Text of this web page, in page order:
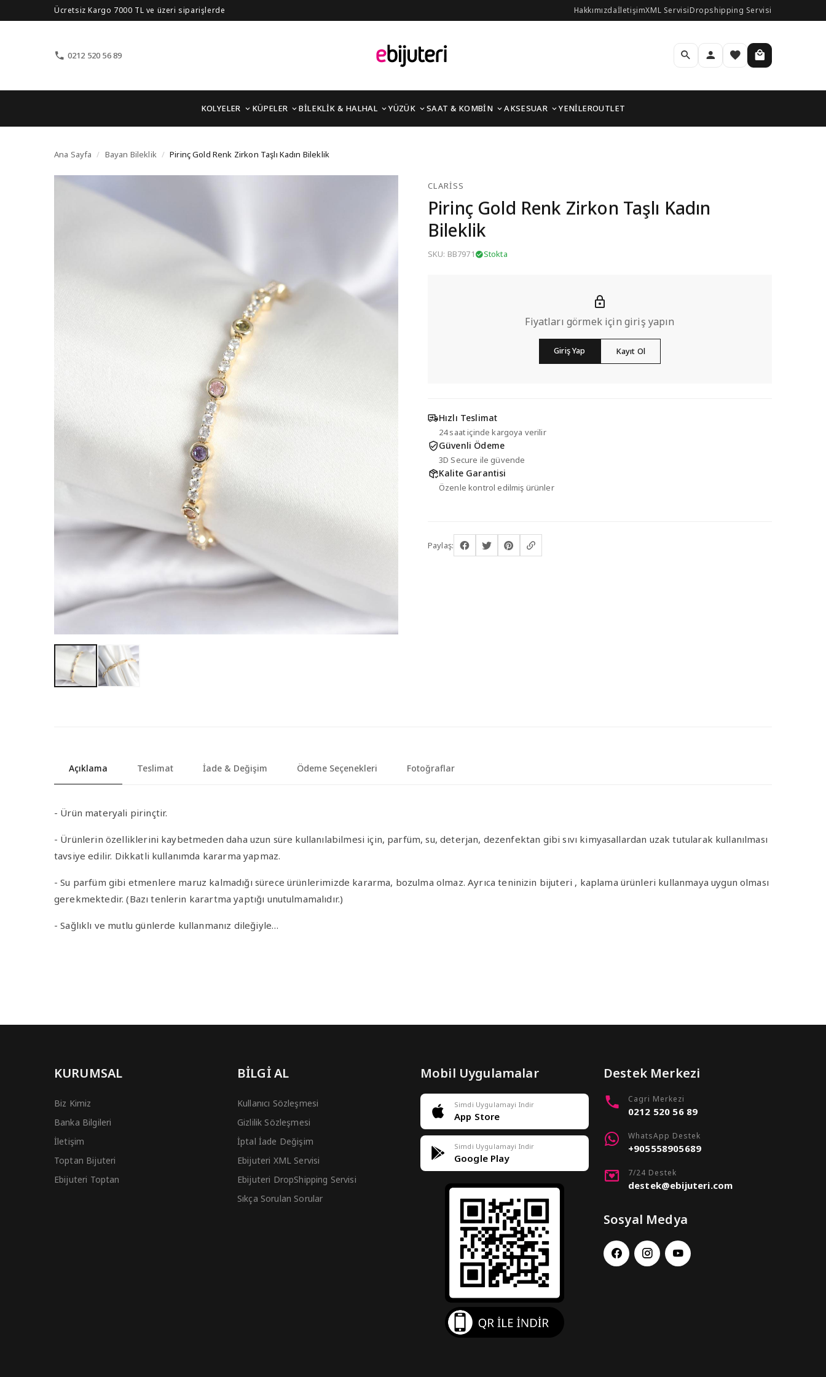
Ücretsiz Kargo 7000 TL ve üzeri siparişlerde HakkımızdaİletişimXML ServisiDropshipping Servisi
0212 520 56 89
KOLYELER KÜPELER BİLEKLİK & HALHAL YÜZÜK SAAT & KOMBİN AKSESUAR YENİLEROUTLET
Pirinç Gold Renk Zirkon Taşlı Kadın Bileklik
Ana Sayfa / Bayan Bileklik / Pirinç Gold Renk Zirkon Taşlı Kadın Bileklik
CLARISS
Pirinç Gold Renk Zirkon Taşlı Kadın
Bileklik
SKU: BB7971 Stokta
Fiyatları görmek için giriş yapın
Giriş Yap Kayıt Ol
Hızlı Teslimat
24 saat içinde kargoya verilir
Güvenli Ödeme
3D Secure ile güvende
Kalite Garantisi
Özenle kontrol edilmiş ürünler
Paylaş:
Açıklama Teslimat İade & Değişim Ödeme Seçenekleri Fotoğraflar
- Ürün materyali pirinçtir.
- Ürünlerin özelliklerini kaybetmeden daha uzun süre kullanılabilmesi için, parfüm, su, deterjan, dezenfektan gibi sıvı kimyasallardan uzak tutularak kullanılması
tavsiye edilir. Dikkatli kullanımda kararma yapmaz.
- Su parfüm gibi etmenlere maruz kalmadığı sürece ürünlerimizde kararma, bozulma olmaz. Ayrıca teninizin bijuteri , kaplama ürünleri kullanmaya uygun olması
gerekmektedir. (Bazı tenlerin karartma yaptığı unutulmamalıdır.)
- Sağlıklı ve mutlu günlerde kullanmanız dileğiyle…
KURUMSAL
Biz Kimiz
Banka Bilgileri
İletişim
Toptan Bijuteri
Ebijuteri Toptan
BİLGİ AL
Kullanıcı Sözleşmesi
Gizlilik Sözleşmesi
İptal İade Değişim
Ebijuteri XML Servisi
Ebijuteri DropShipping Servisi
Sıkça Sorulan Sorular
Mobil Uygulamalar
Simdi Uygulamayi Indir
App Store
Simdi Uygulamayi Indir
Google Play
Destek Merkezi
Cagri Merkezi
0212 520 56 89
WhatsApp Destek
+905558905689
7/24 Destek
destek@ebijuteri.com
Sosyal Medya